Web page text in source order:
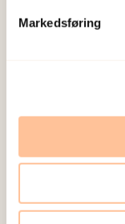
Markedsføring
helse- og
Ved siden av
også landets
og politisk
måtene land
– Vi så at